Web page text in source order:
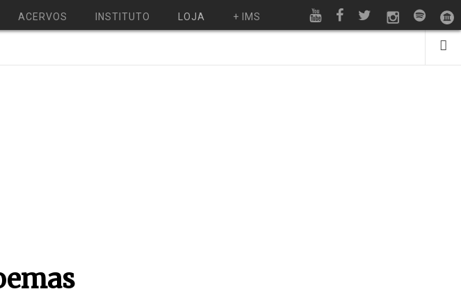
ACERVOS INSTITUTO LOJA + IMS